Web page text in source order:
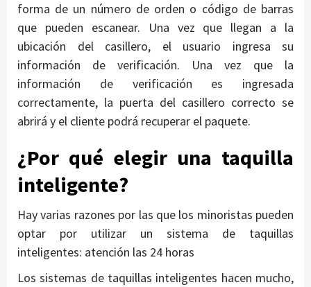
forma de un número de orden o código de barras
que pueden escanear. Una vez que llegan a la
ubicación del casillero, el usuario ingresa su
información de verificación. Una vez que la
información de verificación es ingresada
correctamente, la puerta del casillero correcto se
abrirá y el cliente podrá recuperar el paquete.
¿Por qué elegir una taquilla
inteligente?
Hay varias razones por las que los minoristas pueden
optar por utilizar un sistema de taquillas
inteligentes: atención las 24 horas
Los sistemas de taquillas inteligentes hacen mucho,